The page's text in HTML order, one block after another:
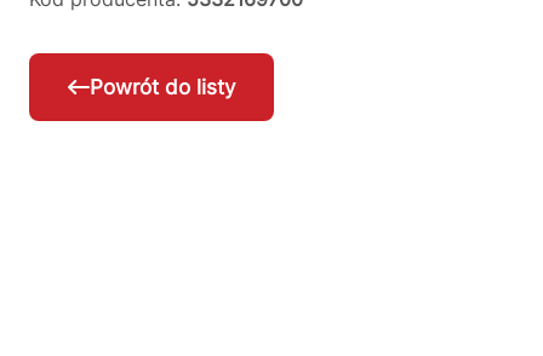
Powrót do listy